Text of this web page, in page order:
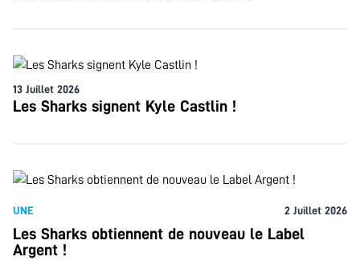
13 Juillet 2026
Les Sharks signent Kyle Castlin !
UNE 2 Juillet 2026
Les Sharks obtiennent de nouveau le Label
Argent !